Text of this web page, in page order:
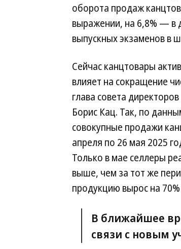
оборота продаж
выражении, на 6,8% — в
выпускных экзаменов в
Сейчас канцтовары
влияет на сокращение
глава совета
Борис Кац. Так, по
совокупные продажи
апреля по 26 мая 2025
Только в мае селлеры
выше, чем за тот же
продукцию вырос на
В ближайшее
связи с новым